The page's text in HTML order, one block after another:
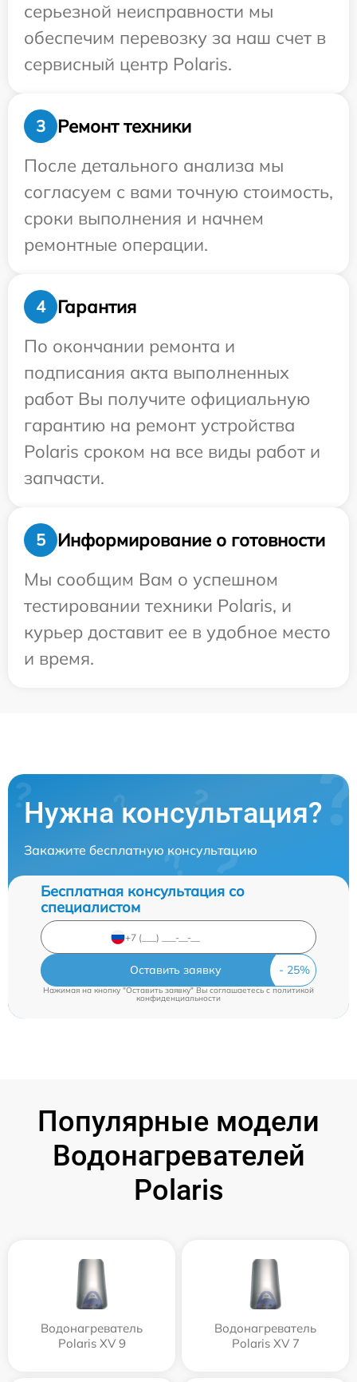
серьезной неисправности мы
обеспечим перевозку за наш счет в
сервисный центр Polaris.
3
Ремонт техники
После детального анализа мы
согласуем с вами точную стоимость,
сроки выполнения и начнем
ремонтные операции.
4
Гарантия
По окончании ремонта и
подписания акта выполненных
работ Вы получите официальную
гарантию на ремонт устройства
Polaris сроком на все виды работ и
запчасти.
5
Информирование о готовности
Мы сообщим Вам о успешном
тестировании техники Polaris, и
курьер доставит ее в удобное место
и время.
Нужна консультация?
Закажите бесплатную консультацию
Бесплатная консультация со
специалистом
Оставить заявку
Нажимая на кнопку "Оставить заявку" Вы соглашаетесь cполитикой
конфиденциальности
Популярные модели
Водонагревателей
Polaris
Водонагреватель
Polaris XV 9
Водонагреватель
Polaris XV 7